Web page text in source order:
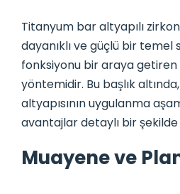
Titanyum bar altyapılı
dayanıklı ve güçlü bir
fonksiyonu bir araya
yöntemidir. Bu başlık
altyapısının uygulanma
avantajlar detaylı bir şekilde
Muayene ve